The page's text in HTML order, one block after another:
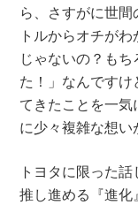
ら、さすがに世
トルからオチが
じゃないの？も
た！」なんです
てきたことを一
に少々複雑な想い
トヨタに限った
推し進める『進